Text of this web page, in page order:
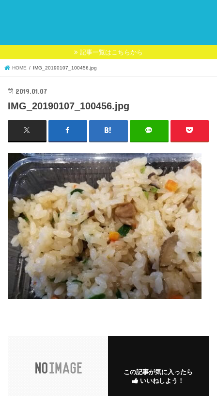
記事一覧はこちらから
HOME IMG_20190107_100456.jpg
2019.01.07
IMG_20190107_100456.jpg
この記事が気に入ったら
いいねしよう！